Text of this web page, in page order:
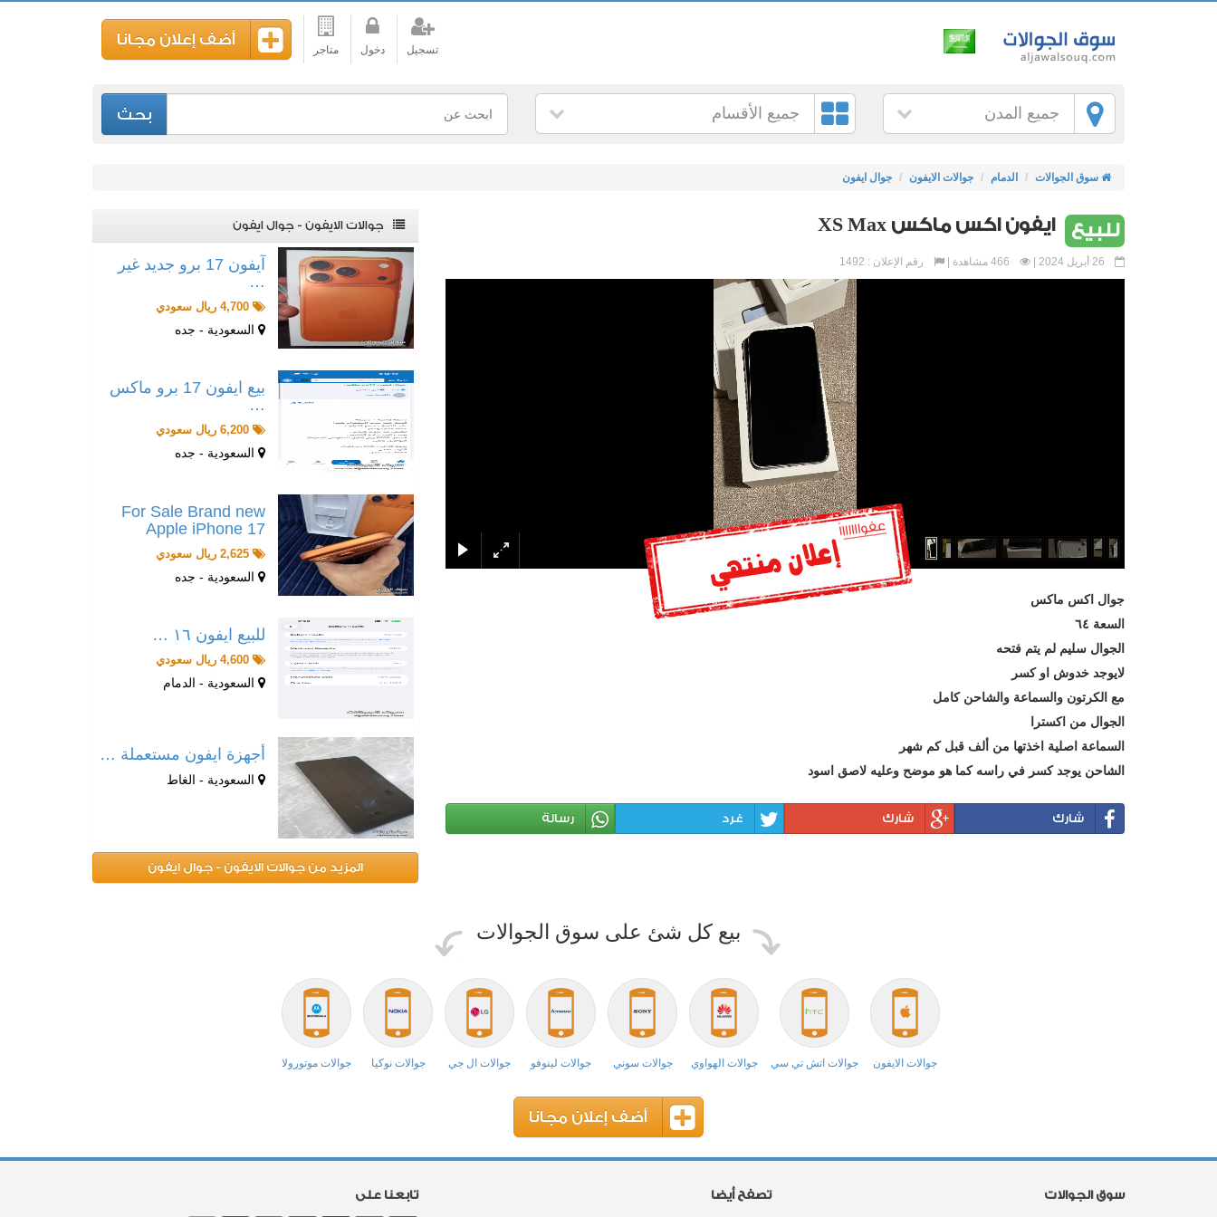
تسجيل دخول متاجر
أضف إعلان مجانا
جميع المدن جميع الأقسام بحث
سوق الجوالات الدمام جوالات الايفون جوال ايفون
للبيع ايفون اكس ماكس XS Max
رقم الإعلان : 1492
جوال اكس ماكس
السعة ٦٤
الجوال سليم لم يتم فتحه
لايوجد خدوش او كسر
مع الكرتون والسماعة والشاحن كامل
الجوال من اكسترا
السماعة اصلية اخذتها من ألف قبل كم شهر
الشاحن يوجد كسر في راسه كما هو موضح وعليه لاصق اسود
شارك شارك غرد رسالة
جوالات الايفون - جوال ايفون
آيفون 17 برو جديد غير
…
4,700 ريال سعودي
السعودية - جده
بيع ايفون 17 برو ماكس
…
6,200 ريال سعودي
السعودية - جده
For Sale Brand new
Apple iPhone 17
2,625 ريال سعودي
السعودية - جده
للبيع ايفون ١٦ …
4,600 ريال سعودي
السعودية - الدمام
أجهزة ايفون مستعملة …
السعودية - الغاط
المزيد من جوالات الايفون - جوال ايفون
بيع كل شئ على سوق الجوالات
جوالات الايفون جوالات اتش تي سي جوالات الهواوي جوالات سوني جوالات لينوفو جوالات ال جي جوالات نوكيا جوالات موتورولا
أضف إعلان مجانا
سوق الجوالات تصفح أيضا تابعنا على